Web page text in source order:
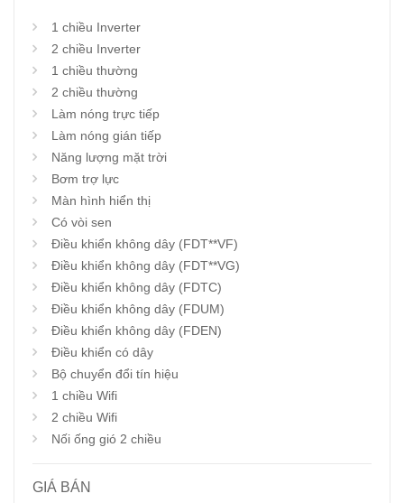
1 chiều Inverter
2 chiều Inverter
1 chiều thường
2 chiều thường
Làm nóng trực tiếp
Làm nóng gián tiếp
Năng lượng mặt trời
Bơm trợ lực
Màn hình hiển thị
Có vòi sen
Điều khiển không dây (FDT**VF)
Điều khiển không dây (FDT**VG)
Điều khiển không dây (FDTC)
Điều khiển không dây (FDUM)
Điều khiển không dây (FDEN)
Điều khiển có dây
Bộ chuyển đổi tín hiệu
1 chiều Wifi
2 chiều Wifi
Nối ống gió 2 chiều
GIÁ BÁN